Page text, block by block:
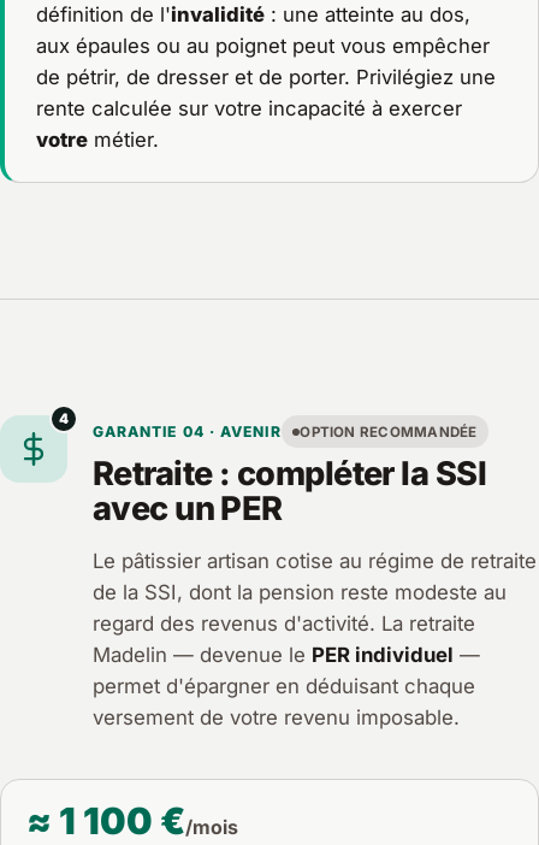
définition de l'invalidité: une atteinte au dos,
aux épaules ou au poignet peut vous empêcher
de pétrir, de dresser et de porter. Privilégiez une
rente calculée sur votre incapacité à exercer
votremétier.
4
GARANTIE 04 · AVENIR OPTION RECOMMANDÉE
Retraite : compléter la SSI
avec un PER
Le pâtissier artisan cotise au régime de retraite
de la SSI, dont la pension reste modeste au
regard des revenus d'activité. La retraite
Madelin — devenue le PER individuel —
permet d'épargner en déduisant chaque
versement de votre revenu imposable.
≈ 1 100 €/mois